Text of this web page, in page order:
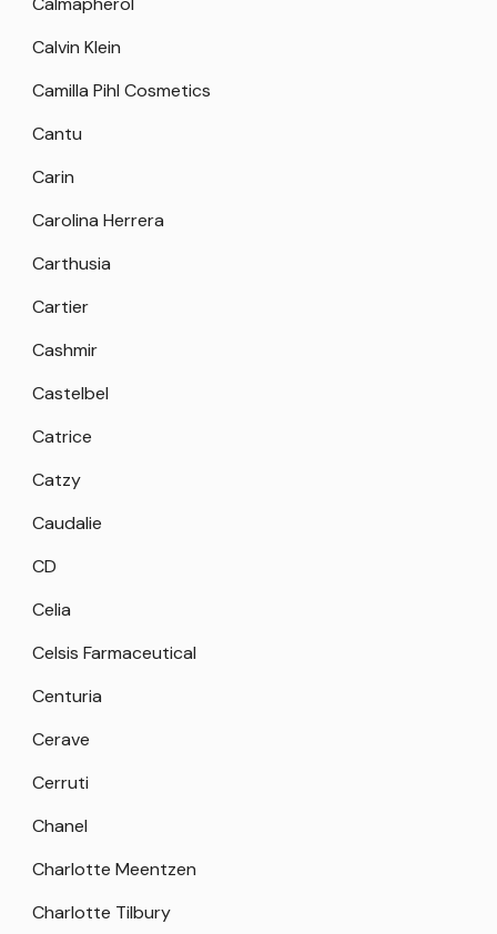
Calvin Klein
Camilla Pihl Cosmetics
Cantu
Carin
Carolina Herrera
Carthusia
Cartier
Cashmir
Castelbel
Catrice
Catzy
Caudalie
CD
Celia
Celsis Farmaceutical
Centuria
Cerave
Cerruti
Chanel
Charlotte Meentzen
Charlotte Tilbury